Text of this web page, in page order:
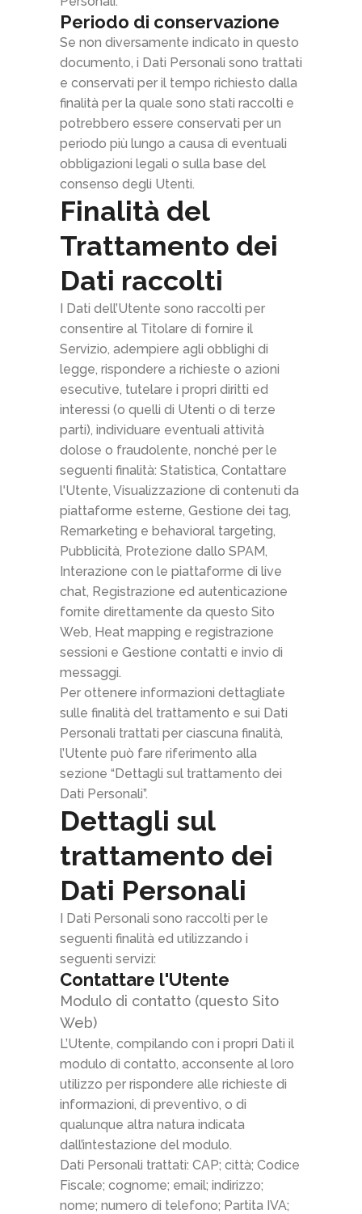
Periodo di conservazione
Se non diversamente indicato in questo
documento, i Dati Personali sono trattati
e conservati per il tempo richiesto dalla
finalità per la quale sono stati raccolti e
potrebbero essere conservati per un
periodo più lungo a causa di eventuali
obbligazioni legali o sulla base del
consenso degli Utenti.
Finalità del
Trattamento dei
Dati raccolti
I Dati dell’Utente sono raccolti per
consentire al Titolare di fornire il
Servizio, adempiere agli obblighi di
legge, rispondere a richieste o azioni
esecutive, tutelare i propri diritti ed
interessi (o quelli di Utenti o di terze
parti), individuare eventuali attività
dolose o fraudolente, nonché per le
seguenti finalità: Statistica, Contattare
l'Utente, Visualizzazione di contenuti da
piattaforme esterne, Gestione dei tag,
Remarketing e behavioral targeting,
Pubblicità, Protezione dallo SPAM,
Interazione con le piattaforme di live
chat, Registrazione ed autenticazione
fornite direttamente da questo Sito
Web, Heat mapping e registrazione
sessioni e Gestione contatti e invio di
messaggi.
Per ottenere informazioni dettagliate
sulle finalità del trattamento e sui Dati
Personali trattati per ciascuna finalità,
l’Utente può fare riferimento alla
sezione “Dettagli sul trattamento dei
Dati Personali”.
Dettagli sul
trattamento dei
Dati Personali
I Dati Personali sono raccolti per le
seguenti finalità ed utilizzando i
seguenti servizi:
Contattare l'Utente
Modulo di contatto (questo Sito
Web)
L’Utente, compilando con i propri Dati il
modulo di contatto, acconsente al loro
utilizzo per rispondere alle richieste di
informazioni, di preventivo, o di
qualunque altra natura indicata
dall’intestazione del modulo.
Dati Personali trattati: CAP; città; Codice
Fiscale; cognome; email; indirizzo;
nome; numero di telefono; Partita IVA;